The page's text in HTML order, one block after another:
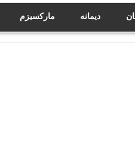
دیمانە مارکسیزم